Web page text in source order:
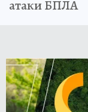
атаки БПЛА